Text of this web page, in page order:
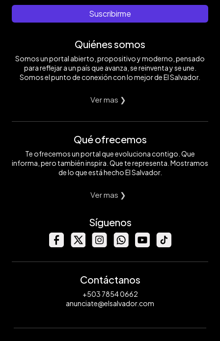
Suscribirme
Quiénes somos
Somos un portal abierto, propositivo y moderno, pensado
para reflejar a un país que avanza, se reinventa y se une.
Somos el punto de conexión con lo mejor de El Salvador.
Ver mas ❯
Qué ofrecemos
Te ofrecemos un portal que evoluciona contigo. Que
informa, pero también inspira. Que te representa. Mostramos
de lo que está hecho El Salvador.
Ver mas ❯
Síguenos
Contáctanos
+503 7854 0662
anunciate@elsalvador.com